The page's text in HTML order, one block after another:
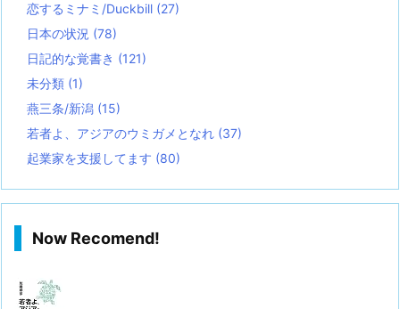
恋するミナミ/Duckbill (27)
日本の状況 (78)
日記的な覚書き (121)
未分類 (1)
燕三条/新潟 (15)
若者よ、アジアのウミガメとなれ (37)
起業家を支援してます (80)
Now Recomend!